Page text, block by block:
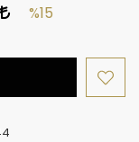
%15